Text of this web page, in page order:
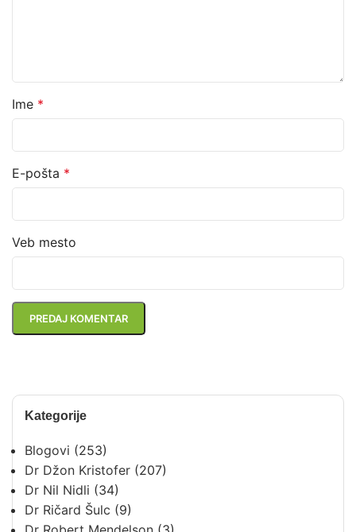
Kategorije
Blogovi (253)
Dr Džon Kristofer (207)
Dr Nil Nidli (34)
Dr Ričard Šulc (9)
Ime *
E-pošta *
Veb mesto